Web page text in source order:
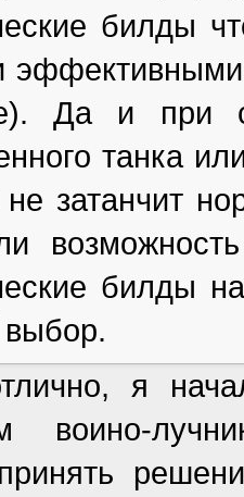
билды
Да и при
танка
не затанчит
билды
я
воино-